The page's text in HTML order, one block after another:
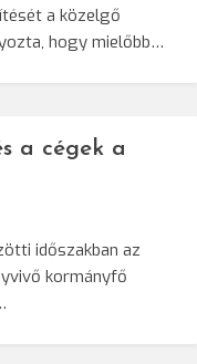
a közelgő
hogy mielőbb…
a cégek a
időszakban az
kormányfő